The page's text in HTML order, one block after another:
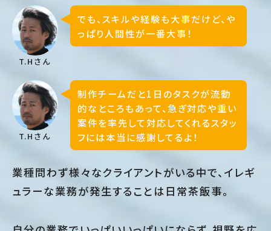
T.Hさん
でも、スキルや経験も大事だけど、や
っぱり人間性が一番大事！
T.Hさん
制作チームだと1日のタスクが流動
的なところもあって、急ぎ対応や重い
案件を率先して対応してくれるスタッ
フには本当に感謝してるよ！
業種問わず様々なクライアントがいる中で、イレギ
ュラーな業務が発生することは日常茶飯事。